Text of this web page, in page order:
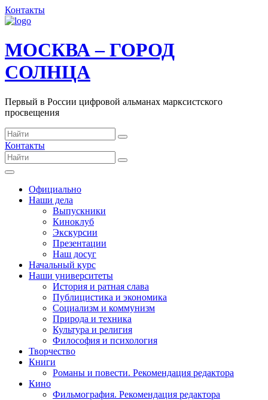
Контакты
МОСКВА – ГОРОД
СОЛНЦА
Первый в России цифровой альманах марксистского
просвещения
Контакты
Официально
Наши дела
Выпускники
Киноклуб
Экскурсии
Презентации
Наш досуг
Начальный курс
Наши университеты
История и ратная слава
Публицистика и экономика
Социализм и коммунизм
Природа и техника
Культура и религия
Философия и психология
Творчество
Книги
Романы и повести. Рекомендация редактора
Кино
Фильмография. Рекомендация редактора